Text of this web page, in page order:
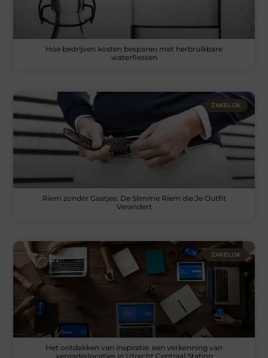
Hoe bedrijven kosten besparen met herbruikbare
waterflessen
ZAKELIJK
Riem zonder Gaatjes: De Slimme Riem die Je Outfit
Verandert
ZAKELIJK
Het ontdekken van inspiratie: een verkenning van
vergaderlocaties in Utrecht Centraal Station